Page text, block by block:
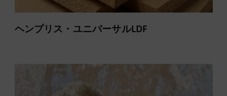
ヘンプリス・ユニバーサルLDF